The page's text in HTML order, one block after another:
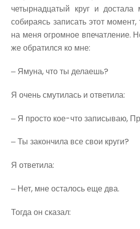
четырнадцатый круг и достала
собираясь записать этот момент,
на меня огромное впечатление.
же обратился ко мне:
‒ Ямуна, что ты делаешь?
Я очень смутилась и ответила:
‒ Я просто кое-что записываю,
‒ Ты закончила все свои круги?
Я ответила:
‒ Нет, мне осталось еще два.
Тогда он сказал: